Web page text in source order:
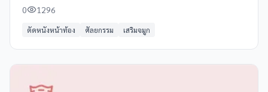
0 1296
ตัดหนังหน้าท้อง ศัลยกรรม เสริมจมูก